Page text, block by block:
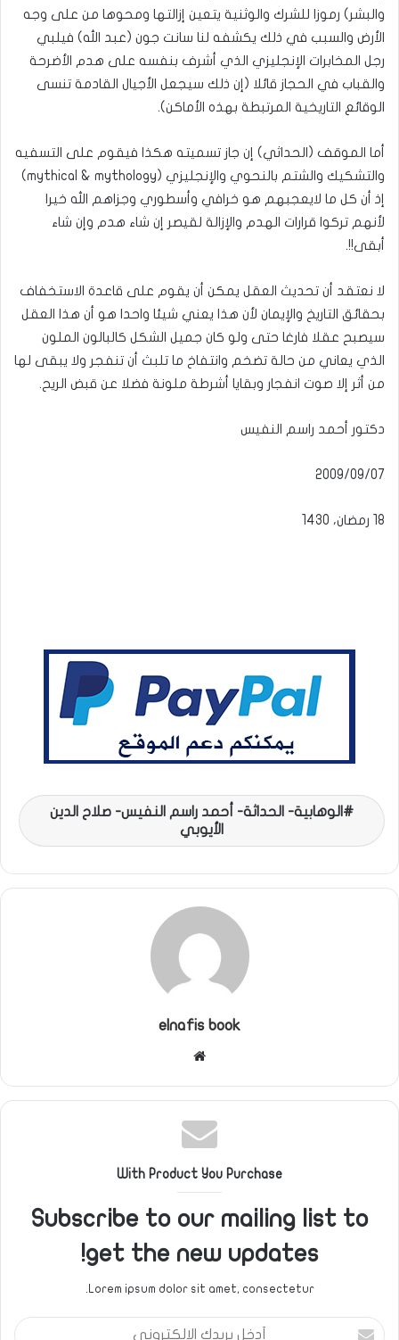
والبشر) رموزا للشرك والوثنية يتعين إزالتها ومحوها من على وجه
الأرض والسبب في ذلك يكشفه لنا سانت جون (عبد الله) فيلبي
رجل المخابرات الإنجليزي الذي أشرف بنفسه على هدم الأضرحة
والقباب في الحجاز قائلا (إن ذلك سيجعل الأجيال القادمة تنسى
الوقائع التاريخية المرتبطة بهذه الأماكن).
أما الموقف (الحداثي) إن جاز تسميته هكذا فيقوم على التسفيه
والتشكيك والشتم بالنحوي والإنجليزي (mythical & mythology)
إذ أن كل ما لايعجبهم هو خرافي وأسطوري وجزاهم الله خيرا
لأنهم تركوا قرارات الهدم والإزالة لقيصر إن شاء هدم وإن شاء
أبقى!!.
لا نعتقد أن تحديث العقل يمكن أن يقوم على قاعدة الاستخفاف
بحقائق التاريخ والإيمان لأن هذا يعني شيئا واحدا هو أن هذا العقل
سيصبح عقلا فارغا حتى ولو كان جميل الشكل كالبالون الملون
الذي يعاني من حالة تضخم وانتفاخ ما تلبث أن تنفجر ولا يبقى لها
من أثر إلا صوت انفجار وبقايا أشرطة ملونة فضلا عن قبض الريح.
دكتور أحمد راسم النفيس
الوهابية- الحداثة- أحمد راسم النفيس- صلاح الدين
الأيوبي
elnafis book
With Product You Purchase
Subscribe to our mailing list to
get the new updates!
Lorem ipsum dolor sit amet, consectetur.
أدخل